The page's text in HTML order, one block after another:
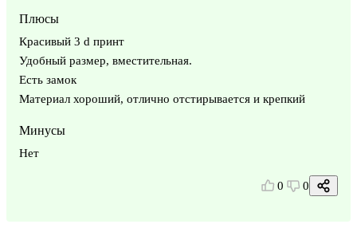
Плюсы
Красивый 3 d принт
Удобный размер, вместительная.
Есть замок
Материал хороший, отлично отстирывается и крепкий
Минусы
Нет
0 0